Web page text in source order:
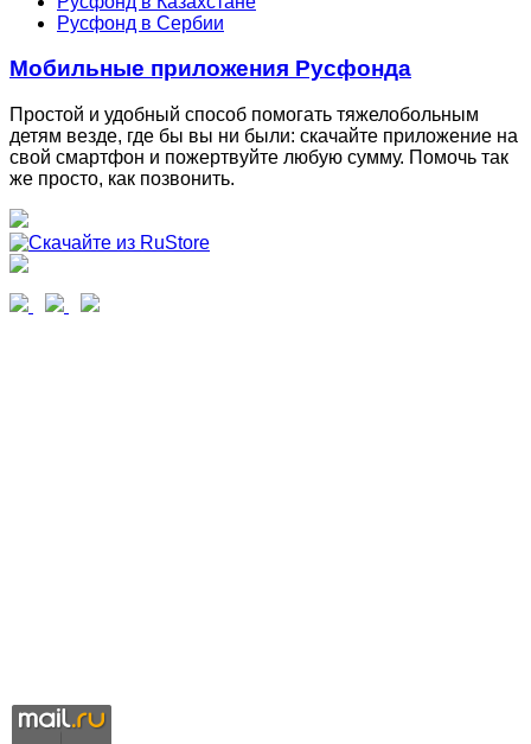
Русфонд в Сербии
Мобильные приложения Русфонда
Простой и удобный способ помогать тяжелобольным
детям везде, где бы вы ни были: скачайте приложение на
свой смартфон и пожертвуйте любую сумму. Помочь так
же просто, как позвонить.